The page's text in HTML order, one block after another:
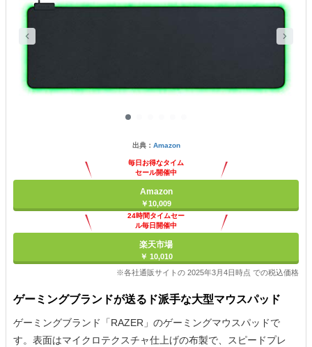
出典： Amazon
毎日お得なタイム
セール開催中
Amazon
￥10,009
24時間タイムセー
ル毎日開催中
楽天市場
￥ 10,010
※各社通販サイトの 2025年3月4日時点 での税込価格
ゲーミングブランドが送るド派手な大型マウスパッド
ゲーミングブランド「RAZER」のゲーミングマウスパッドで
す。表面はマイクロテクスチャ仕上げの布製で、スピードプレ